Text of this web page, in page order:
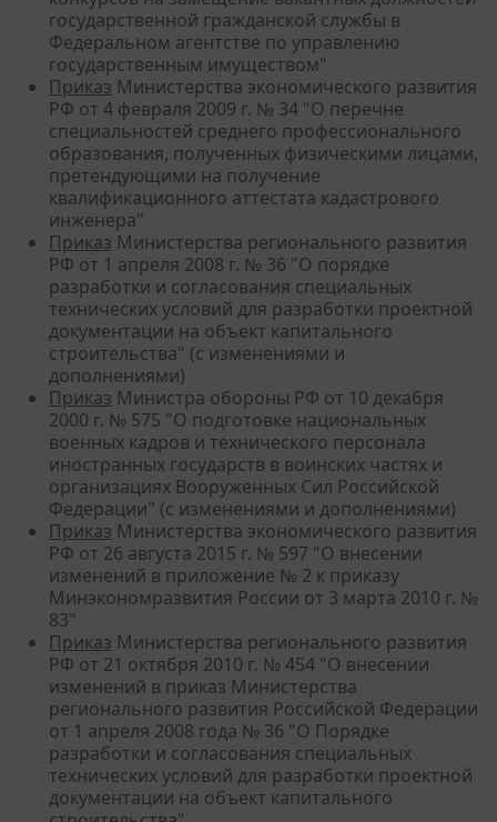
государственной гражданской службы в
Федеральном агентстве по управлению
государственным имуществом"
Приказ Министерства экономического развития
РФ от 4 февраля 2009 г. № 34 "О перечне
специальностей среднего профессионального
образования, полученных физическими лицами,
претендующими на получение
квалификационного аттестата кадастрового
инженера"
Приказ Министерства регионального развития
РФ от 1 апреля 2008 г. № 36 "О порядке
разработки и согласования специальных
технических условий для разработки проектной
документации на объект капитального
строительства" (с изменениями и
дополнениями)
Приказ Министра обороны РФ от 10 декабря
2000 г. № 575 "О подготовке национальных
военных кадров и технического персонала
иностранных государств в воинских частях и
организациях Вооруженных Сил Российской
Федерации" (с изменениями и дополнениями)
Приказ Министерства экономического развития
РФ от 26 августа 2015 г. № 597 "О внесении
изменений в приложение № 2 к приказу
Минэкономразвития России от 3 марта 2010 г. №
83"
Приказ Министерства регионального развития
РФ от 21 октября 2010 г. № 454 "О внесении
изменений в приказ Министерства
регионального развития Российской Федерации
от 1 апреля 2008 года № 36 "О Порядке
разработки и согласования специальных
технических условий для разработки проектной
документации на объект капитального